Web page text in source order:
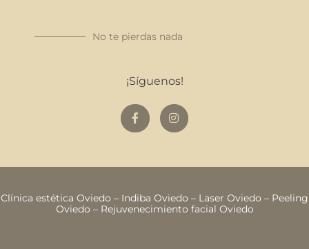
No te pierdas nada
¡Síguenos!
Clínica estética Oviedo – Indiba Oviedo – Laser Oviedo – Peeling
Oviedo – Rejuvenecimiento facial Oviedo